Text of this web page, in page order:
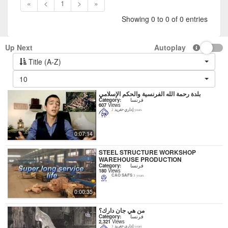
« < 1 >
»
Showing 0 to 0 of 0 entries
Up Next
Autoplay
Title (A-Z)
10
0:07:14
بلدة رحمة الله الفرنسية والحكم الإسلامي
Category: فرنسا
607Views
إداري-تغريد 2 years
0:00:35
STEEL STRUCTURE WORKSHOP
WAREHOUSE PRODUCTION
Category: فرنسا
180 Views
CAO SAFS 3 years
من هي جان دارك؟
Category: فرنسا
2,321Views
إداري-تغريد 3 years